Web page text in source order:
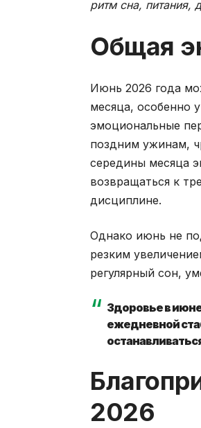
ритм сна, питания,
Общая
Июнь 2026 года
месяца, особенно
эмоциональные
поздним ужинам,
середины месяца
возвращаться к
дисциплине.
Однако июнь не
резким
регулярный сон,
Здоровье в
ежедневной
2026